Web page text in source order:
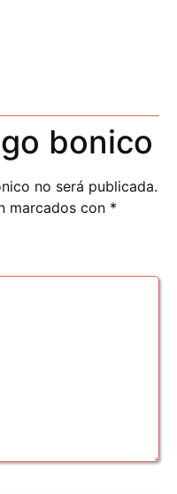
bonico
no será publicada.
marcados con *